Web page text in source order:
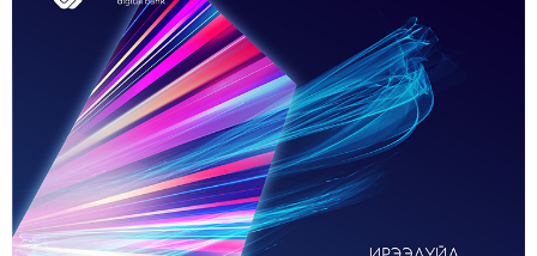
ГЭДЭГ АСУУДАЛ ГАРЧ ИРНЭ
5-р сар. 21, 2026, 11:40 a.m.
ЗУУН НАСЫГ ДАВСАН “ХӨВЧИЙН ХӨХ
ГОНИО” АЛДАРТАЙ Д.ГОНЧИГДАГВА
2-р сар. 17, 2026, 10:38 a.m.
ОРОН НУТАГТ ГАЗАР ОЛГОХ ЭРХ МЭДЛИЙГ
ШИЛЖҮҮЛНЭ
1-р сар. 19, 2026, 10:54 a.m.